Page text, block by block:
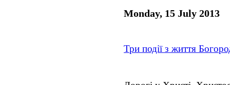
Monday, 15 July 2013
Три події з життя